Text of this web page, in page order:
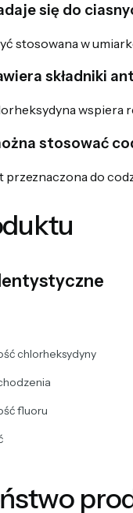
się do
stosowana w
składniki
wspiera
stosować
przeznaczona do
chlorheksydyny
fluoru